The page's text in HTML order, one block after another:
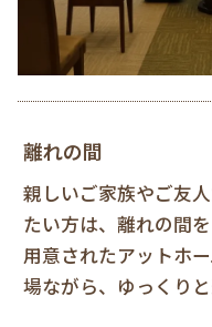
離れの間
親しいご家族やご友
たい方は、離れの間
用意されたアットホ
場ながら、ゆっくり